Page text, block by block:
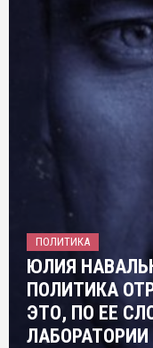
ПОЛИТИКА
ЮЛИЯ
ПОЛИТИКА
ЭТО, ПО ЕЕ
ЛАБОРАТОРИИ